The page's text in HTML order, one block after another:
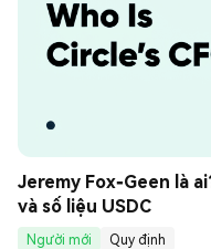
Jeremy Fox-Geen là
và số liệu USDC
Người mới
Quy định